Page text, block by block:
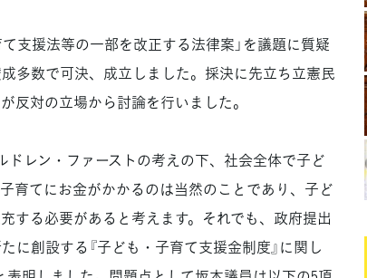
支援法等の一部を改正する法律案」を議題に質疑
多数で可決、成立しました。採決に先立ち立憲民
反対の立場から討論を行いました。
レン・ファーストの考えの下、社会全体で子ど
育てにお金がかかるのは当然のことであり、子ど
する必要があると考えます。それでも、政府提出
創設する『子ども・子育て支援金制度』に関し